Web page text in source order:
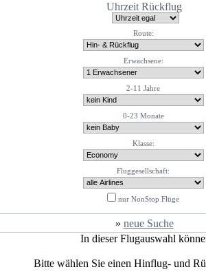
Uhrzeit Rückflug
Route:
Erwachsene:
2-11 Jahre
0-23 Monate
Klasse:
Fluggesellschaft:
nur NonStop Flüge
» neue Suche
In dieser Flugauswahl
Bitte wählen Sie einen Hinflug- und